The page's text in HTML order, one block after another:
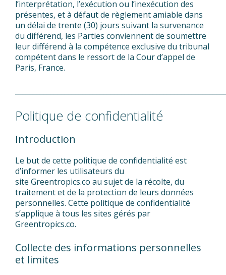
l’interprétation, l’exécution ou l’inexécution des
présentes, et à défaut de règlement amiable dans
un délai de trente (30) jours suivant la survenance
du différend, les Parties conviennent de soumettre
leur différend à la compétence exclusive du tribunal
compétent dans le ressort de la Cour d’appel de
Paris, France.
Politique de confidentialité
Introduction
Le but de cette politique de confidentialité est
d’informer les utilisateurs du
site Greentropics.co au sujet de la récolte, du
traitement et de la protection de leurs données
personnelles. Cette politique de confidentialité
s’applique à tous les sites gérés par
Greentropics.co.
Collecte des informations personnelles
et limites